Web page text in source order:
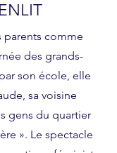
parents comme
des grands-
son école, elle
sa voisine
gens du quartier
». Le spectacle